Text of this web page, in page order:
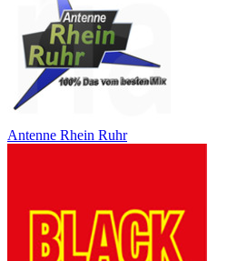
Antenne Rhein Ruhr